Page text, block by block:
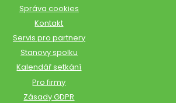
Správa cookies
Kontakt
Servis pro partnery
Stanovy spolku
Kalendář setkání
Pro firmy
Zásady GDPR